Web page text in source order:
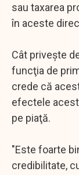
sau taxarea
în aceste
Cât priveşte
funcţia de
crede că
efectele
pe piaţă.
"Este foarte
credibilitate,